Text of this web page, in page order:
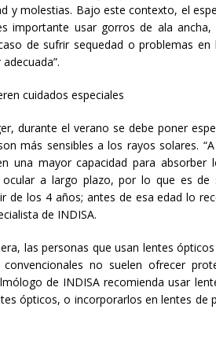
y molestias. Bajo este contexto, el
importante usar gorros de ala
de sufrir sequedad o problemas
cuidados especiales
durante el verano se debe poner
más sensibles a los rayos solares.
una mayor capacidad para
ocular a largo plazo, por lo que es
de los 4 años; antes de esa edad lo
de INDISA.
las personas que usan lentes
no suelen ofrecer
de INDISA recomienda usar
ópticos, o incorporarlos en lentes